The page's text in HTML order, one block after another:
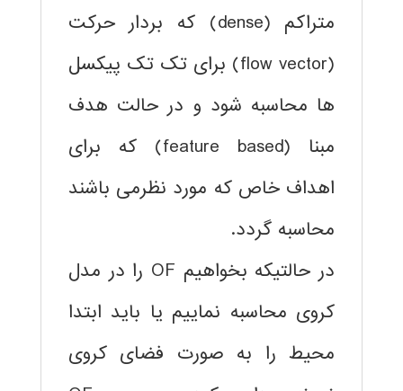
متراکم (dense) که بردار حرکت
(flow vector) برای تک تک پیکسل
ها محاسبه شود و در حالت هدف
مبنا (feature based) که برای
اهداف خاص که مورد نظرمی باشند
محاسبه گردد.
در حالتیکه بخواهیم OF را در مدل
کروی محاسبه نماییم یا باید ابتدا
محیط را به صورت فضای کروی